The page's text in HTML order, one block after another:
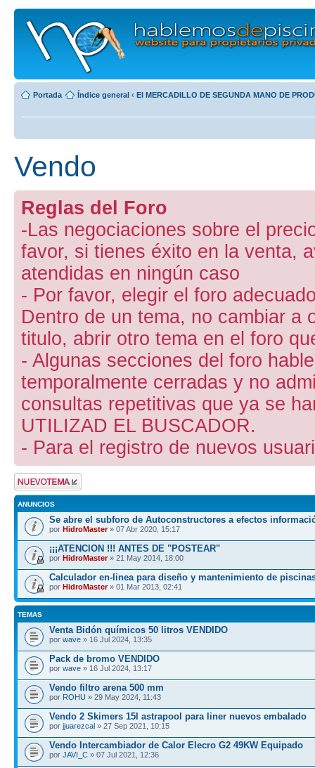
Portada Índice general ‹ El MERCADILLO DE SEGUNDA MANO DE
Vendo
Reglas del Foro
-Las negociaciones sobre el
favor, si tienes éxito en la venta,
atendidas en ningún caso
- Por favor, elegir el foro
Dentro de un tema, no cambiar a
titulo, abrir otro tema en el foro
- Algunas secciones del foro
temporalmente cerradas y no
consultas repetitivas que ya se
UTILIZAD EL BUSCADOR.
- Para el registro de nuevos
Publicar un nuevo
tema
ANUNCIOS
Se abre el subforo de Autoconstructores a efectos
por HidroMaster» 07 Abr 2020, 15:17
¡¡¡ATENCION !!! ANTES DE "POSTEAR"
por HidroMaster» 21 May 2014, 18:00
Calculador en-linea para diseño y mantenimiento de
por HidroMaster» 01 Mar 2013, 02:41
TEMAS
Venta Bidón químicos 50 litros VENDIDO
por wave » 16 Jul 2024, 13:35
Pack de bromo VENDIDO
por wave » 16 Jul 2024, 13:17
Vendo filtro arena 500 mm
por ROHU » 29 May 2024, 11:43
Vendo 2 Skimers 15l astrapool para liner nuevos embalado
por jjuarezcal » 27 Sep 2021, 10:15
Vendo Intercambiador de Calor Elecro G2 49KW Equipado
por JAVI_C » 07 Jul 2021, 12:36